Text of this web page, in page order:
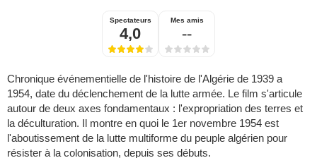
Spectateurs
4,0
Mes amis
--
Chronique événementielle de l'histoire de l'Algérie de 1939 a
1954, date du déclenchement de la lutte armée. Le film s'articule
autour de deux axes fondamentaux : l'expropriation des terres et
la déculturation. Il montre en quoi le 1er novembre 1954 est
l'aboutissement de la lutte multiforme du peuple algérien pour
résister à la colonisation, depuis ses débuts.